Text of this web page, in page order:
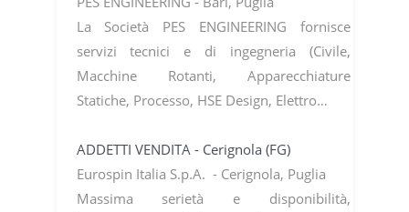
La Società PES ENGINEERING fornisce
servizi tecnici e di ingegneria (Civile,
Macchine Rotanti, Apparecchiature
Statiche, Processo, HSE Design, Elettro…
ADDETTI VENDITA - Cerignola (FG)
Eurospin Italia S.p.A. - Cerignola, Puglia
Massima serietà e disponibilità,